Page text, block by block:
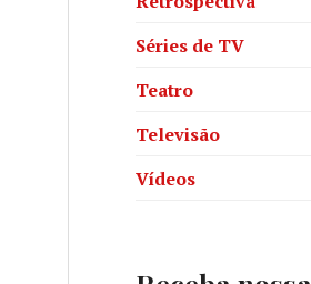
Séries de TV
Teatro
Televisão
Vídeos